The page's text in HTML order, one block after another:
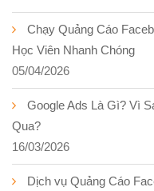
Chạy Quảng Cáo
Học Viên Nhanh Chóng
05/04/2026
Google Ads Là Gì? Vì
Qua?
16/03/2026
Dịch vụ Quảng Cáo